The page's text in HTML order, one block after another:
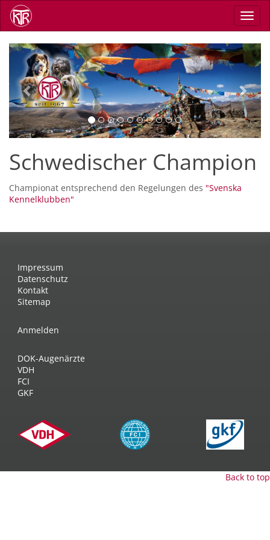
Direkt
zum
Inhalt
Previous Next
Schwedischer Champion
Championat entsprechend den Regelungen des "Svenska
Kennelklubben"
Impressum
Datenschutz
Kontakt
Sitemap
Anmelden
DOK-Augenärzte
VDH
FCI
GKF
Back to top